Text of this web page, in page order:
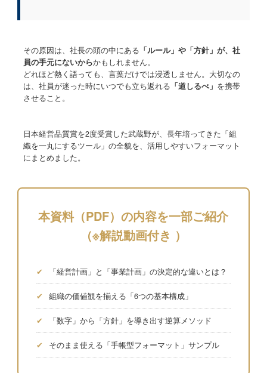
その原因は、社長の頭の中にある 「ルール」や「方針」が、社
員の手元にないからかもしれません。
どれほど熱く語っても、言葉だけでは浸透しません。大切なの
は、社員が迷った時にいつでも立ち返れる 「道しるべ」 を携帯
させること。
日本経営品質賞を2度受賞した武蔵野が、長年培ってきた「組
織を一丸にするツール」の全貌を、活用しやすいフォーマット
にまとめました。
本資料（PDF）の内容を一部ご紹介
（※解説動画付き ）
✔ 「経営計画」と「事業計画」の決定的な違いとは？
✔ 組織の価値観を揃える「6つの基本構成」
✔ 「数字」から「方針」を導き出す逆算メソッド
✔ そのまま使える「手帳型フォーマット」サンプル